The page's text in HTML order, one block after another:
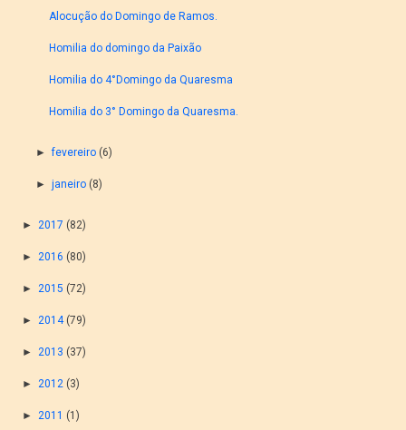
Alocução do Domingo de Ramos.
Homilia do domingo da Paixão
Homilia do 4°Domingo da Quaresma
Homilia do 3° Domingo da Quaresma.
►fevereiro (6)
► janeiro (8)
► 2017 (82)
► 2016 (80)
► 2015 (72)
► 2014 (79)
► 2013 (37)
► 2012 (3)
► 2011 (1)